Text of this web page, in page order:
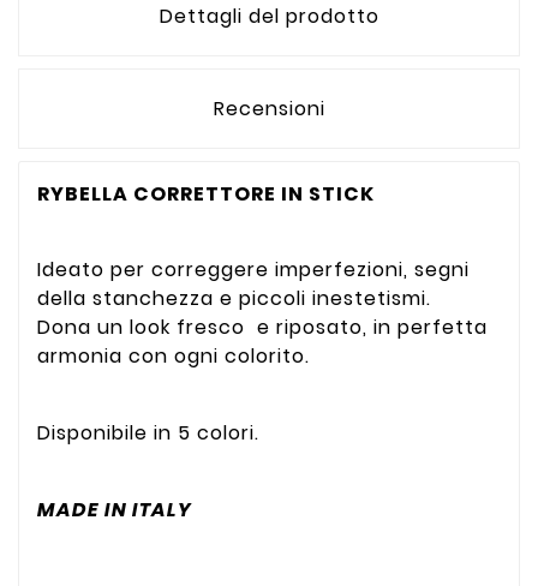
Dettagli del prodotto
Recensioni
RYBELLA CORRETTORE IN STICK
Ideato per correggere imperfezioni, segni
della stanchezza e piccoli inestetismi.
Dona un look fresco e riposato, in perfetta
armonia con ogni colorito.
Disponibile in 5 colori.
MADE IN ITALY